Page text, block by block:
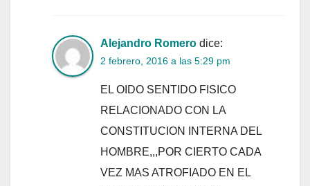
Alejandro Romero dice:
2 febrero, 2016 a las 5:29 pm
EL OIDO SENTIDO FISICO
RELACIONADO CON LA
CONSTITUCION INTERNA DEL
HOMBRE,,,POR CIERTO CADA
VEZ MAS ATROFIADO EN EL